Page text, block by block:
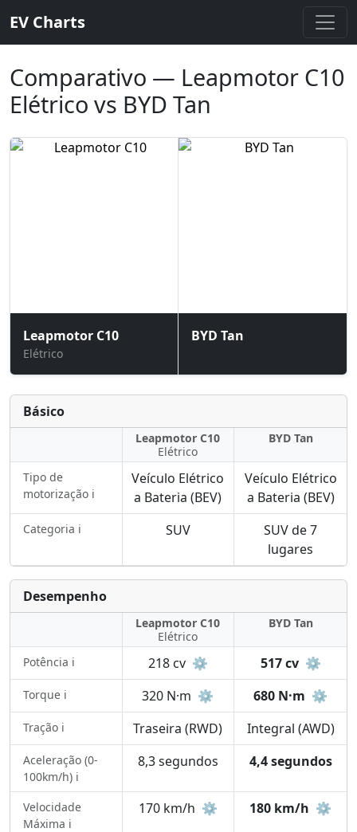
EV Charts
Comparativo — Leapmotor C10
Elétrico vs BYD Tan
Leapmotor C10
Elétrico
BYD Tan
Básico
Leapmotor C10
Elétrico
BYD Tan
Tipo de
motorização ℹ️
Veículo Elétrico
a Bateria (BEV)
Veículo Elétrico
a Bateria (BEV)
Categoria ℹ️ SUV
SUV de 7
lugares
Desempenho
Leapmotor C10
Elétrico
BYD Tan
Potência ℹ️ 218 cv ⚙️ 517 cv ⚙️
Torque ℹ️ 320 N·m ⚙️ 680 N·m ⚙️
Tração ℹ️ Traseira (RWD) Integral (AWD)
Aceleração (0-
100km/h) ℹ️
8,3 segundos 4,4 segundos
Velocidade
Máxima ℹ️
170 km/h ⚙️ 180 km/h ⚙️